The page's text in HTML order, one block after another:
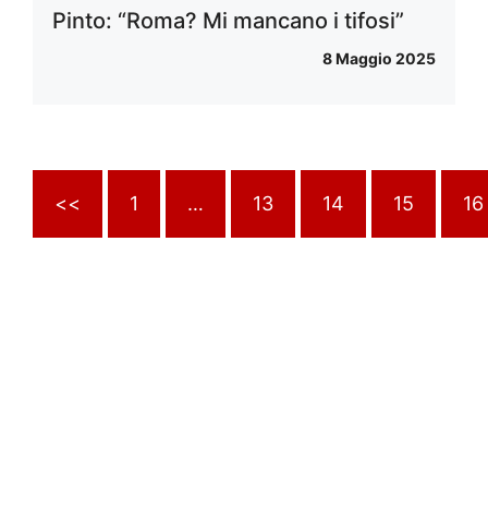
Pinto: “Roma? Mi mancano i tifosi”
8 Maggio 2025
<< 1 … 13 14 15 16